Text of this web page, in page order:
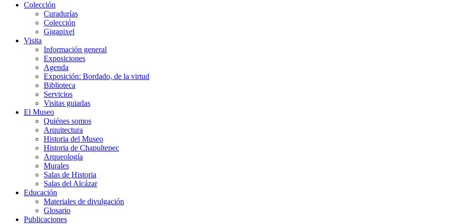
Colección
Curadurías
Colección
Gigapixel
Visita
Información general
Exposiciones
Agenda
Exposición: Bordado, de la virtud
Biblioteca
Servicios
Visitas guiadas
El Museo
Quiénes somos
Arquitectura
Historia del Museo
Historia de Chapultepec
Arqueología
Murales
Salas de Historia
Salas del Alcázar
Educación
Materiales de divulgación
Glosario
Publicaciones